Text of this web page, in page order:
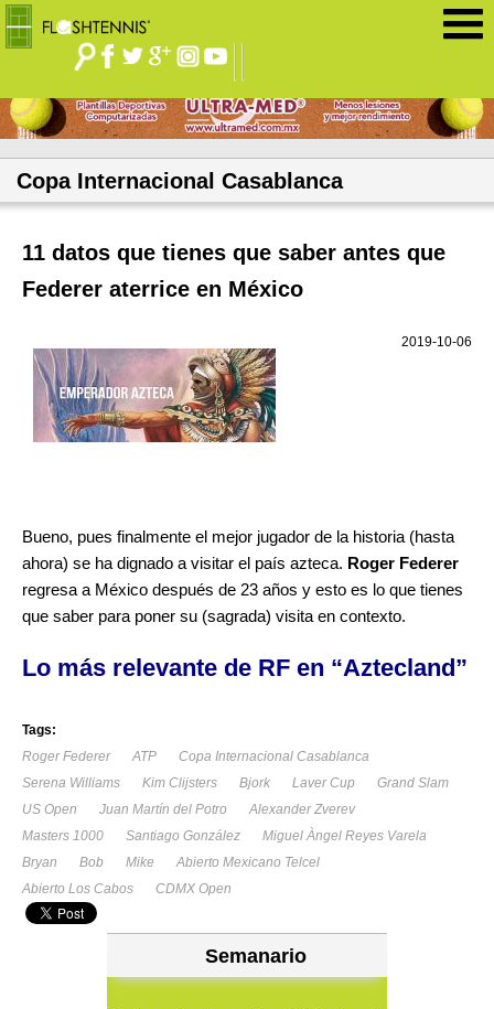
Copa Internacional Casablanca
11 datos que tienes que saber antes que
Federer aterrice en México
2019-10-06
Bueno, pues finalmente el mejor jugador de la historia (hasta
ahora) se ha dignado a visitar el país azteca. Roger Federer
regresa a México después de 23 años y esto es lo que tienes
que saber para poner su (sagrada) visita en contexto.
Lo más relevante de RF en “Aztecland”
Tags:
Roger Federer
ATP
Copa Internacional Casablanca
Serena Williams
Kim Clijsters Bjork Laver Cup
Grand Slam
US Open
Juan Martín del Potro
Alexander Zverev
Masters 1000
Santiago González
Miguel Àngel Reyes Varela
Bryan
Bob Mike
Abierto Mexicano Telcel
Abierto Los Cabos
CDMX Open
Semanario